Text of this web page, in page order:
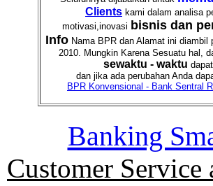
Clients kami dalam analisa
motivasi,inovasi bisnis dan
Info Nama BPR dan Alamat ini diambil
2010. Mungkin Karena Sesuatu hal,
sewaktu - waktu
dan jika ada perubahan Anda
BPR Konvensional - Bank Sentral
Banking
Customer